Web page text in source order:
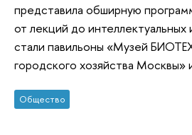
представила обширную
от лекций до
стали павильоны «Музей
городского хозяйства Москвы»
Общество